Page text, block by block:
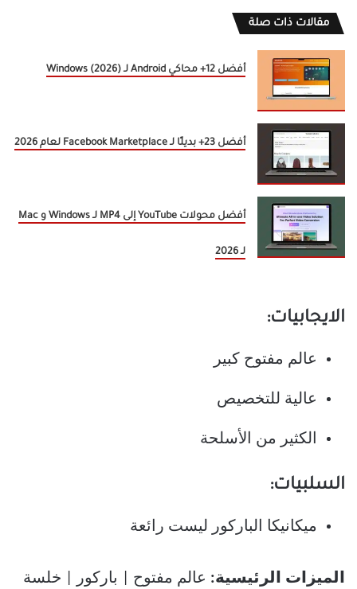
مقالات ذات صلة
أفضل 12+ محاكي Android لـ Windows (2026)
أفضل 23+ بديلًا لـ Facebook Marketplace لعام 2026
أفضل محولات YouTube إلى MP4 لـ Windows و Mac
لـ 2026
الايجابيات:
عالم مفتوح كبير
عالية للتخصيص
الكثير من الأسلحة
السلبيات:
ميكانيكا الباركور ليست رائعة
الميزات الرئيسية: عالم مفتوح | باركور | خلسة